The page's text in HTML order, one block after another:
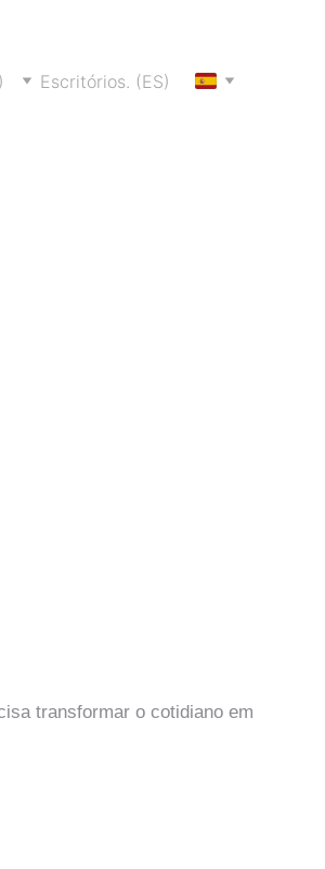
Escritórios. (ES)
transformar o cotidiano em